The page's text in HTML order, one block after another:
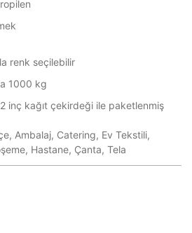
renk seçilebilir
1000 kg
inç kağıt çekirdeği ile paketlenmiş
Ambalaj, Catering, Ev Tekstili,
Hastane, Çanta, Tela